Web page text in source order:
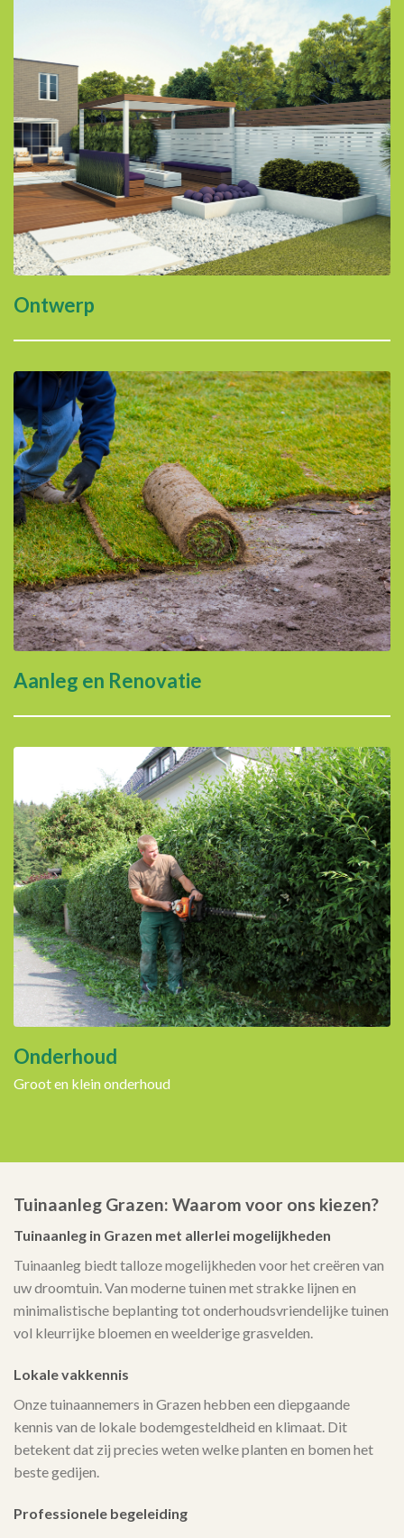
Ontwerp
Aanleg en Renovatie
Onderhoud
Groot en klein onderhoud
Tuinaanleg Grazen: Waarom voor ons kiezen?
Tuinaanleg in Grazen met allerlei mogelijkheden
Tuinaanleg biedt talloze mogelijkheden voor het creëren van
uw droomtuin. Van moderne tuinen met strakke lijnen en
minimalistische beplanting tot onderhoudsvriendelijke tuinen
vol kleurrijke bloemen en weelderige grasvelden.
Lokale vakkennis
Onze tuinaannemers in Grazen hebben een diepgaande
kennis van de lokale bodemgesteldheid en klimaat. Dit
betekent dat zij precies weten welke planten en bomen het
beste gedijen.
Professionele begeleiding